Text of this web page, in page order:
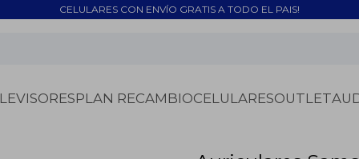
CELULARES CON ENVÍO GRATIS A TODO EL PAIS!
PLAN RECAMBIOCELULARESOUTLET